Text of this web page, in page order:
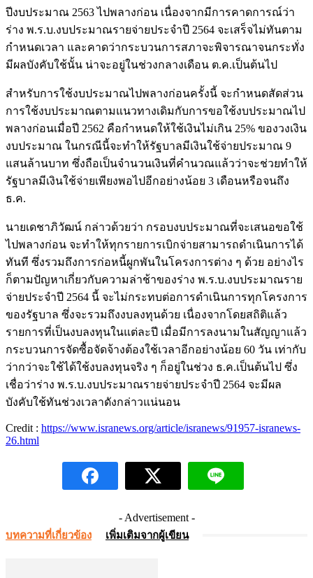
ปีงบประมาณ 2563 ไปพลางก่อน เนื่องจากมีการคาดการณ์ว่า
ร่าง พ.ร.บ.งบประมาณรายจ่ายประจำปี 2564 จะเสร็จไม่ทันตาม
กำหนดเวลา และคาดว่ากระบวนการสภาจะพิจารณาจนกระทั่ง
มีผลบังคับใช้นั้น น่าจะอยู่ในช่วงกลางเดือน ต.ค.เป็นต้นไป
สำหรับการใช้งบประมาณไปพลางก่อนครั้งนี้ จะกำหนดสัดส่วน
การใช้งบประมาณตามแนวทางเดิมกับการขอใช้งบประมาณไป
พลางก่อนเมื่อปี 2562 คือกำหนดให้ใช้เงินไม่เกิน 25% ของวงเงิน
งบประมาณ ในกรณีนี้จะทำให้รัฐบาลมีเงินใช้จ่ายประมาณ 9
แสนล้านบาท ซึ่งถือเป็นจำนวนเงินที่คำนวณแล้วว่าจะช่วยทำให้
รัฐบาลมีเงินใช้จ่ายเพียงพอไปอีกอย่างน้อย 3 เดือนหรือจนถึง
ธ.ค.
นายเดชาภิวัฒน์ กล่าวด้วยว่า กรอบงบประมาณที่จะเสนอขอใช้
ไปพลางก่อน จะทำให้ทุกรายการเบิกจ่ายสามารถดำเนินการได้
ทันที ซึ่งรวมถึงการก่อหนี้ผูกพันในโครงการต่าง ๆ ด้วย อย่างไร
ก็ตามปัญหาเกี่ยวกับความล่าช้าของร่าง พ.ร.บ.งบประมาณราย
จ่ายประจำปี 2564 นี้ จะไม่กระทบต่อการดำเนินการทุกโครงการ
ของรัฐบาล ซึ่งจะรวมถึงงบลงทุนด้วย เนื่องจากโดยสถิติแล้ว
รายการที่เป็นงบลงทุนในแต่ละปี เมื่อมีการลงนามในสัญญาแล้ว
กระบวนการจัดซื้อจัดจ้างต้องใช้เวลาอีกอย่างน้อย 60 วัน เท่ากับ
ว่ากว่าจะใช้ได้ใช้งบลงทุนจริง ๆ ก็อยู่ในช่วง ธ.ค.เป็นต้นไป ซึ่ง
เชื่อว่าร่าง พ.ร.บ.งบประมาณรายจ่ายประจำปี 2564 จะมีผล
บังคับใช้ทันช่วงเวลาดังกล่าวแน่นอน
Credit : https://www.isranews.org/article/isranews/91957-isranews-
26.html
- Advertisement -
บทความที่เกี่ยวข้อง เพิ่มเติมจากผู้เขียน